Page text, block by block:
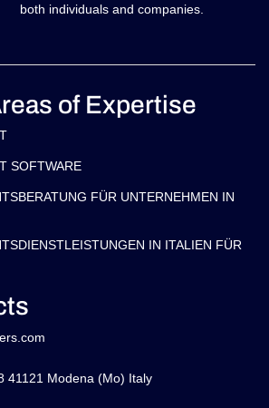
both individuals and companies.
of Expertise
SOFTWARE
FÜR UNTERNEHMEN IN
IN ITALIEN FÜR
41121 Modena (Mo) Italy